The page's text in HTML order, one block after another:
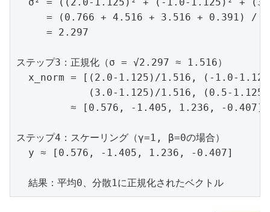
σ² = ((2.0-1.125)² + (-1.0-1.125)² +
     = (0.766 + 4.516 + 3.516 + 0.391) / 4
     = 2.297
ステップ3：正規化（σ = √2.297 ≈ 1.516）
x_norm = [(2.0-1.125)/1.516, (-1.0-
(3.0-1.125)/1.516, (0.5-
         ≈ [0.576, -1.405, 1.236, -0.407]
ステップ4：スケーリング（γ=1, β=0の場合）
  y ≈ [0.576, -1.405, 1.236, -0.407]
  結果：平均0、分散1に正規化されたベクトル